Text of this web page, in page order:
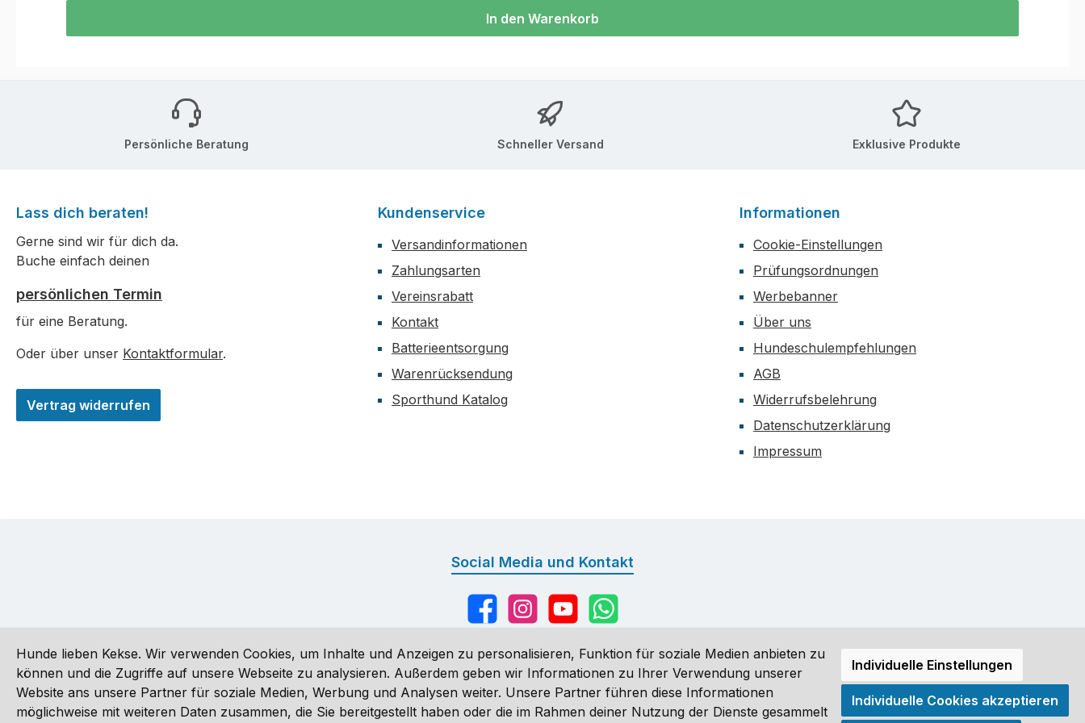
In den Warenkorb
Persönliche Beratung Schneller Versand Exklusive Produkte
Lass dich beraten!
Gerne sind wir für dich da.
Buche einfach deinen
persönlichen Termin
für eine Beratung.
Oder über unser Kontaktformular.
Vertrag widerrufen
Kundenservice
Versandinformationen
Zahlungsarten
Vereinsrabatt
Kontakt
Batterieentsorgung
Warenrücksendung
Sporthund Katalog
Informationen
Cookie-Einstellungen
Prüfungsordnungen
Werbebanner
Über uns
Hundeschulempfehlungen
AGB
Widerrufsbelehrung
Datenschutzerklärung
Impressum
Social Media und Kontakt
FacebookInstagramYouTubeWhatsApp
Alle Preise inkl. gesetzl. Mehrwertsteuer zzgl.Versandkosten, wenn nicht anders angegeben. Preise vor dem Login werden in Euro (DE) angezeigt. Streichpreise = UVP-Preise. Abbildungen
Hunde lieben Kekse. Wir verwenden Cookies, um Inhalte und Anzeigen zu personalisieren, Funktion für soziale Medien anbieten zu
können und die Zugriffe auf unsere Webseite zu analysieren. Außerdem geben wir Informationen zu Ihrer Verwendung unserer
Website ans unsere Partner für soziale Medien, Werbung und Analysen weiter. Unsere Partner führen diese Informationen
möglichweise mit weiteren Daten zusammen, die Sie bereitgestellt haben oder die im Rahmen deiner Nutzung der Dienste gesammelt
Individuelle Einstellungen
Individuelle Cookies akzeptieren